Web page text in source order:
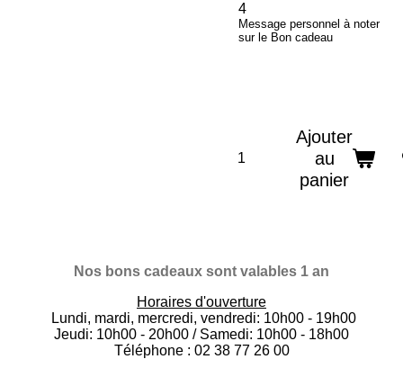
4
Message personnel à noter
sur le Bon cadeau
Ajouter
au
panier
Nos bons cadeaux sont valables 1 an
Horaires d'ouverture
Lundi, mardi, mercredi, vendredi: 10h00 - 19h00
Jeudi: 10h00 - 20h00 / Samedi: 10h00 - 18h00
Téléphone : 02 38 77 26 00